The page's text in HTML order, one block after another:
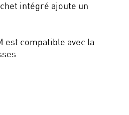
intégré ajoute un
est compatible avec la